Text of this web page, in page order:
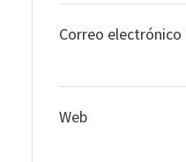
Correo electrónico
Web